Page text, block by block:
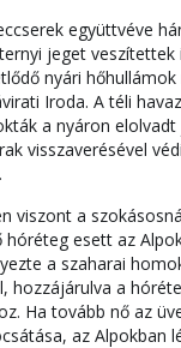
együttvéve
jeget veszítettek
nyári
Iroda. A téli
a nyáron
visszaverésével
viszont a
hóréteg esett az
a szaharai
hozzájárulva a
Ha tovább nő az
az Alpokban